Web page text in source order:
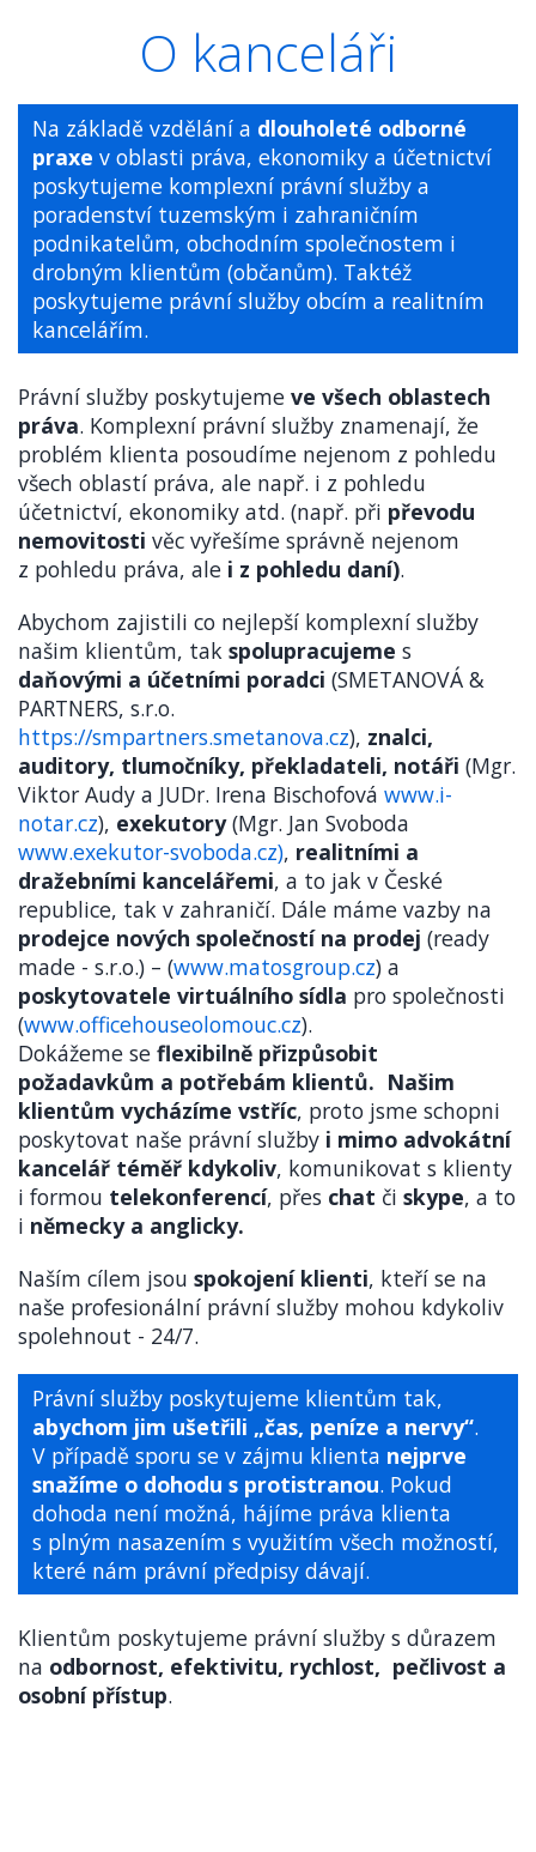
O kanceláři
Na základě vzdělání a dlouholeté odborné
praxe v oblasti práva, ekonomiky a účetnictví
poskytujeme komplexní právní služby a
poradenství tuzemským i zahraničním
podnikatelům, obchodním společnostem i
drobným klientům (občanům). Taktéž
poskytujeme právní služby obcím a realitním
kancelářím.
Právní služby poskytujeme ve všech oblastech
práva. Komplexní právní služby znamenají, že
problém klienta posoudíme nejenom z pohledu
všech oblastí práva, ale např. i z pohledu
účetnictví, ekonomiky atd. (např. při převodu
nemovitosti věc vyřešíme správně nejenom
z pohledu práva, ale i z pohledu daní).
Abychom zajistili co nejlepší komplexní služby
našim klientům, tak spolupracujeme s
daňovými a účetními poradci (SMETANOVÁ &
PARTNERS, s.r.o.
https://smpartners.smetanova.cz), znalci,
auditory, tlumočníky, překladateli, notáři (Mgr.
Viktor Audy a JUDr. Irena Bischofová www.i-
notar.cz), exekutory(Mgr. Jan Svoboda
www.exekutor-svoboda.cz), realitními a
dražebními kancelářemi, a to jak v České
republice, tak v zahraničí. Dále máme vazby na
prodejce nových společností na prodej (ready
made - s.r.o.) – (www.matosgroup.cz) a
poskytovatele virtuálního sídla pro společnosti
(www.officehouseolomouc.cz).
Dokážeme se flexibilně přizpůsobit
požadavkům a potřebám klientů. Našim
klientům vycházíme vstříc, proto jsme schopni
poskytovat naše právní služby i mimo advokátní
kancelář téměř kdykoliv, komunikovat s klienty
i formou telekonferencí, přes chat či skype, a to
i německy a anglicky.
Naším cílem jsou spokojení klienti, kteří se na
naše profesionální právní služby mohou kdykoliv
spolehnout - 24/7.
Právní služby poskytujeme klientům tak,
abychom jim ušetřili „čas, peníze a nervy“.
V případě sporu se v zájmu klienta nejprve
snažíme o dohodu s protistranou. Pokud
dohoda není možná, hájíme práva klienta
s plným nasazením s využitím všech možností,
které nám právní předpisy dávají.
Klientům poskytujeme právní služby s důrazem
na odbornost, efektivitu, rychlost, pečlivost a
osobní přístup.